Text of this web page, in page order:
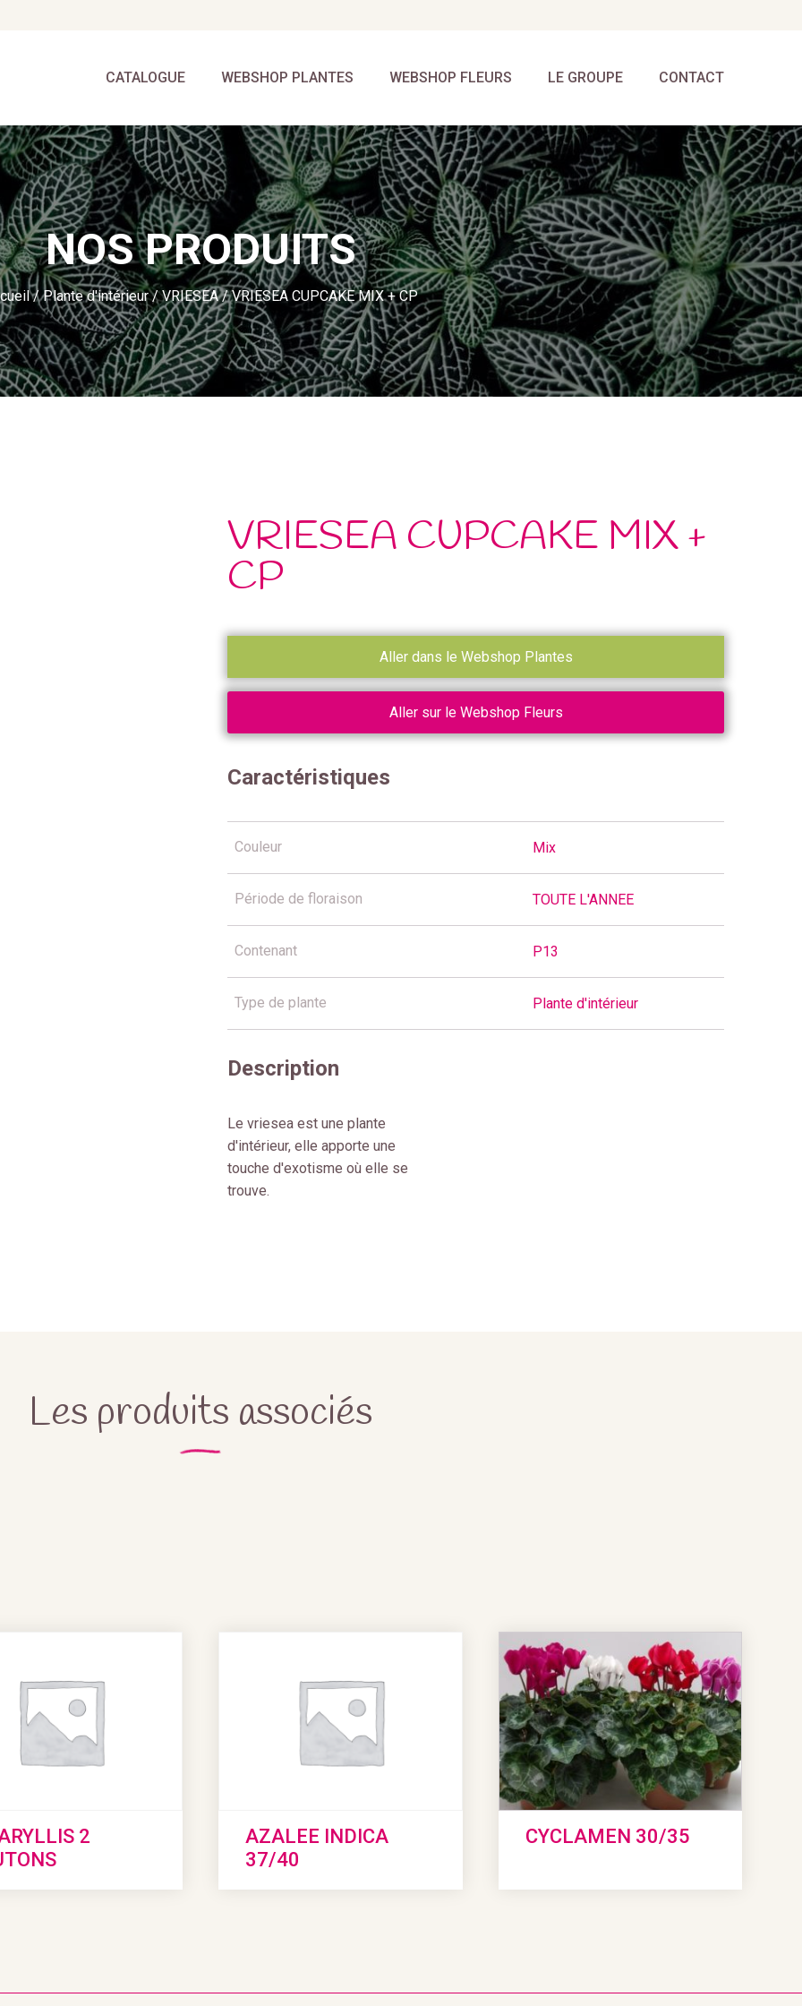
CATALOGUE WEBSHOP PLANTES WEBSHOP FLEURS LE GROUPE CONTACT
NOS PRODUITS
/Plante d'intérieur/VRIESEA/ VRIESEA CUPCAKE MIX + CP
VRIESEA CUPCAKE MIX +
CP
Aller dans le Webshop Plantes
Aller sur le Webshop Fleurs
Caractéristiques
Couleur Mix
Période de floraison TOUTE L'ANNEE
Contenant P13
Type de plante Plante d'intérieur
Description
Le vriesea est une plante
d'intérieur, elle apporte une
touche d'exotisme où elle se
trouve.
Les produits associés
2
AZALEE INDICA
37/40
CYCLAMEN 30/35